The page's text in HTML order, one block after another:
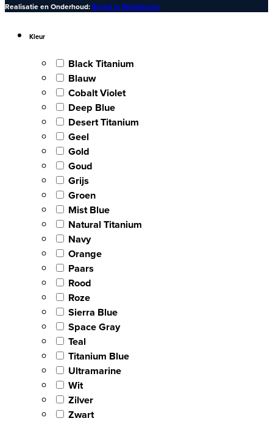
Realisatie en Onderhoud:Brand in Webdesign
Kleur
Black Titanium
Blauw
Cobalt Violet
Deep Blue
Desert Titanium
Geel
Gold
Goud
Grijs
Groen
Mist Blue
Natural Titanium
Navy
Orange
Paars
Rood
Roze
Sierra Blue
Space Gray
Teal
Titanium Blue
Ultramarine
Wit
Zilver
Zwart